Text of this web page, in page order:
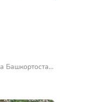
Башкортостан,